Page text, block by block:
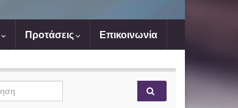
Προτάσεις Επικοινωνία